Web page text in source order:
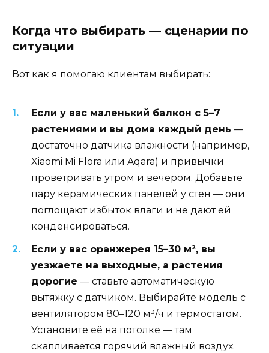
Когда что выбирать — сценарии по
ситуации
Вот как я помогаю клиентам выбирать:
Если у вас маленький балкон с 5–7
растениями и вы дома каждый день —
достаточно датчика влажности (например,
Xiaomi Mi Flora или Aqara) и привычки
проветривать утром и вечером. Добавьте
пару керамических панелей у стен — они
поглощают избыток влаги и не дают ей
конденсироваться.
Если у вас оранжерея 15–30 м², вы
уезжаете на выходные, а растения
дорогие — ставьте автоматическую
вытяжку с датчиком. Выбирайте модель с
вентилятором 80–120 м³/ч и термостатом.
Установите её на потолке — там
скапливается горячий влажный воздух.